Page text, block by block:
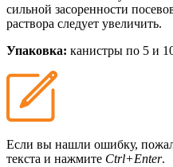
сильной засоренности
раствора следует увеличить.
Упаковка: канистры по 5 и
Если вы нашли ошибку,
текста и нажмите Ctrl+Enter.